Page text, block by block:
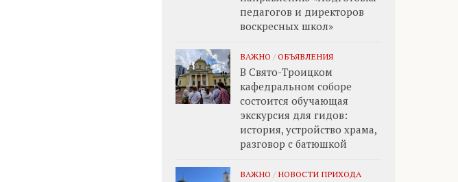
педагогов и директоров
воскресных школ»
ВАЖНО / ОБЪЯВЛЕНИЯ
В Свято-Троицком
кафедральном соборе
состоится обучающая
экскурсия для гидов:
история, устройство храма,
разговор с батюшкой
ВАЖНО / НОВОСТИ ПРИХОДА